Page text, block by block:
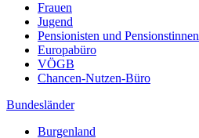
Frauen
Jugend
Pensionisten und Pensionstinnen
Europabüro
VÖGB
Chancen-Nutzen-Büro
Bundesländer
Burgenland